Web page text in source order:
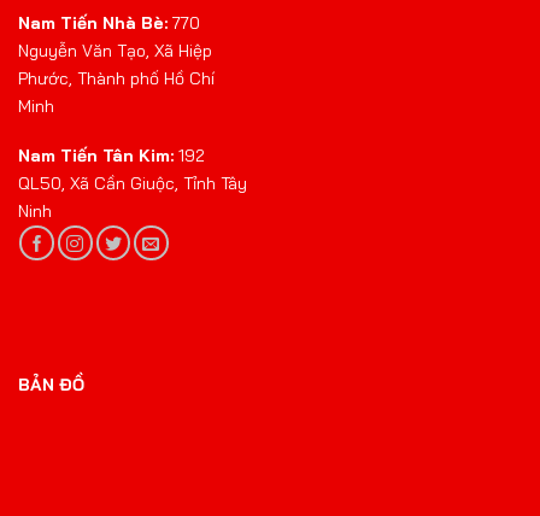
Nam Tiến Nhà Bè: 770
Nguyễn Văn Tạo, Xã Hiệp
Phước, Thành phố Hồ Chí
Minh
Nam Tiến Tân Kim: 192
QL50, Xã Cần Giuộc, Tỉnh Tây
Ninh
BẢN ĐỒ